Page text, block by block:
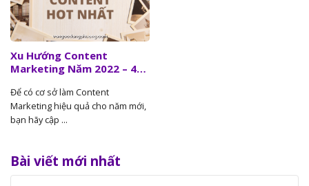
Xu Hướng Content
Marketing Năm 2022 – 4
Để có cơ sở làm Content
Marketing hiệu quả cho năm mới,
bạn hãy cập ...
Bài viết mới nhất